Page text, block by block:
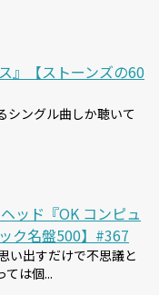
』【ストーンズの60
シングル曲しか聴いて
ッド『OK コンピュ
ク名盤500】#367
い出すだけで不思議と
は個...